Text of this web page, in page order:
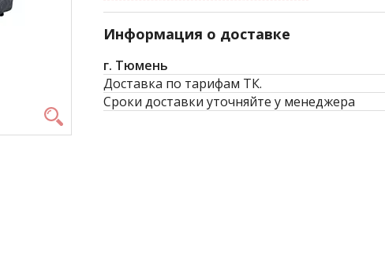
Информация о доставке
г. Тюмень
Доставка по тарифам ТК.
Сроки доставки уточняйте у менеджера